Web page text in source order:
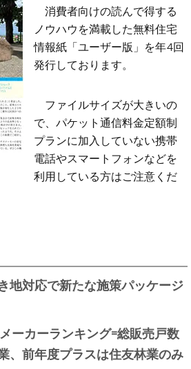
消費者向けの読んで得する
ノウハウを満載した無料住宅
情報紙「ユーザー版」を年4回
発行しております。
ファイルサイズが大きいの
で、パケット通信料金定額制
プランに加入していない携帯
電話やスマートフォンなどを
利用している方はご注意くだ
地対応で新たな施策パッケージ
ーカーランキング=総販売戸数
、前年度プラスは住友林業のみ